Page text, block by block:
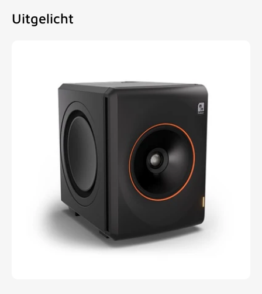
Uitgelicht